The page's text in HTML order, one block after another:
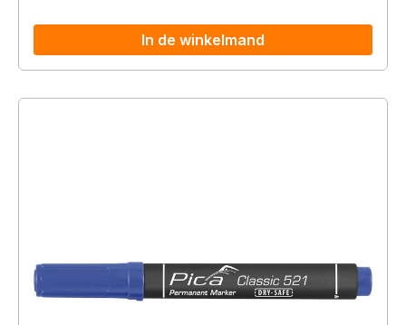
In de winkelmand